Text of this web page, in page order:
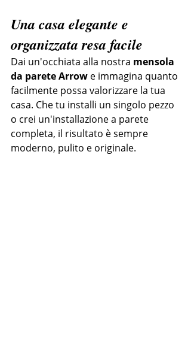
Una casa elegante e
organizzata resa facile
Dai un'occhiata alla nostra mensola
da parete Arrow e immagina quanto
facilmente possa valorizzare la tua
casa. Che tu installi un singolo pezzo
o crei un'installazione a parete
completa, il risultato è sempre
moderno, pulito e originale.